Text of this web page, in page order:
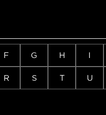
F G H I
R S T U